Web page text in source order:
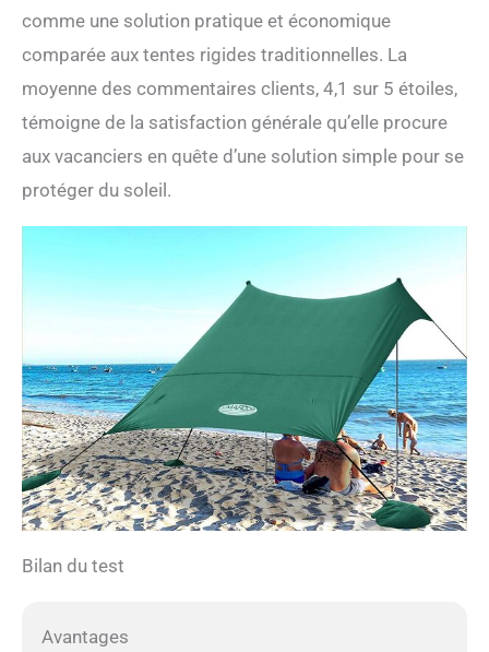
comme une solution pratique et économique
comparée aux tentes rigides traditionnelles. La
moyenne des commentaires clients, 4,1 sur 5 étoiles,
témoigne de la satisfaction générale qu’elle procure
aux vacanciers en quête d’une solution simple pour se
protéger du soleil.
Bilan du test
Avantages